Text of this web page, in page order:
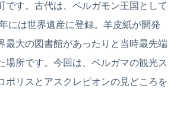
です。古代は、ペルガモン王国として
には世界遺産に登録。羊皮紙が開発
最大の図書館があったりと当時最先端
場所です。今回は、ベルガマの観光ス
ポリスとアスクレピオンの見どころを